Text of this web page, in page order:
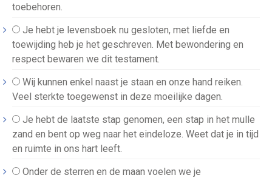
toebehoren.
Je hebt je levensboek nu gesloten, met liefde en
toewijding heb je het geschreven. Met bewondering en
respect bewaren we dit testament.
Wij kunnen enkel naast je staan en onze hand reiken.
Veel sterkte toegewenst in deze moeilijke dagen.
Je hebt de laatste stap genomen, een stap in het mulle
zand en bent op weg naar het eindeloze. Weet dat je in tijd
en ruimte in ons hart leeft.
Onder de sterren en de maan voelen we je